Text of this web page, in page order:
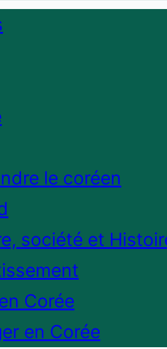
le coréen
société et
Corée
en Corée